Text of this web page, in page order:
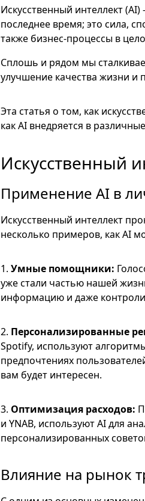
Искусственный интеллект
последнее время; это сила,
также бизнес-процессы в
Сплошь и рядом мы
улучшение качества жизни
Эта статья о том, как
как AI внедряется в
Искусственный
Применение AI в
Искусственный интеллект
несколько примеров, как AI
1. Умные помощники:
уже стали частью нашей
информацию и даже
2. Персонализированные
Spotify, используют
предпочтениях
вам будет интересен.
3. Оптимизация расходов:
и YNAB, используют AI для
персонализированных
Влияние на рынок